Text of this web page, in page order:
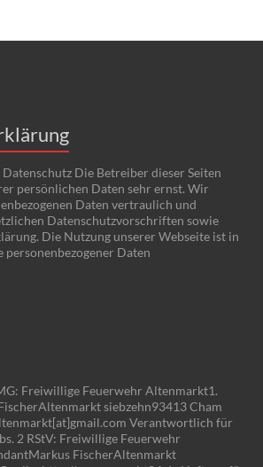
Die Betreiber dieser Seiten
persönlichen Daten sehr ernst. Wir
Daten vertraulich und
Datenschutzvorschriften sowie
Die Nutzung unserer Webseite ist in
personenbezogener Daten
Freiwillige Feuerwehr Altenmarkt1.
siebzehn93413 Cham
Verantwortlich für
2 RStV: Freiwillige Feuerwehr
FischerAltenmarkt